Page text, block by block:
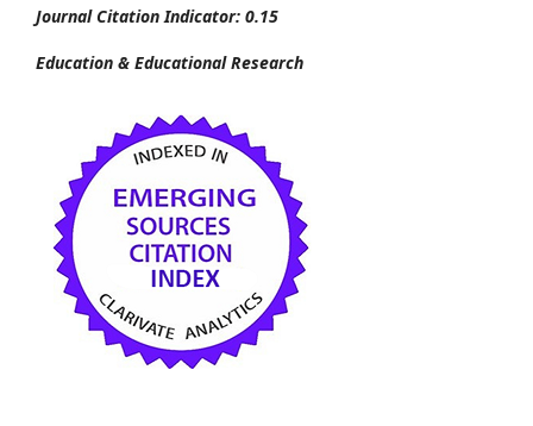
Journal Citation Indicator: 0.15
Education & Educational Research